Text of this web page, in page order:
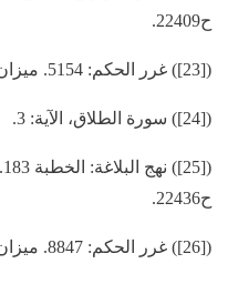
ح22409.
([23]) غرر الحكم: 5154. ميزان الحكمة: ج11، ص4819، ح22411.
([24]) سورة الطلاق، الآية: 3.
ح22436.
([26]) غرر الحكم: 8847. ميزان الحكمة: ج11، ص4822، ح22431.